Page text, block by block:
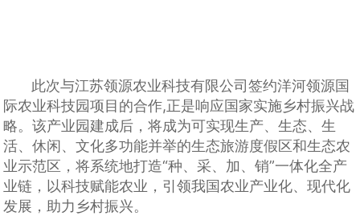
此次与江苏领源农业科技有限公司签约洋河领源国
际农业科技园项目的合作,正是响应国家实施乡村振兴战
略。该产业园建成后，将成为可实现生产、生态、生
活、休闲、文化多功能并举的生态旅游度假区和生态农
业示范区，将系统地打造“种、采、加、销”一体化全产
业链，以科技赋能农业，引领我国农业产业化、现代化
发展，助力乡村振兴。